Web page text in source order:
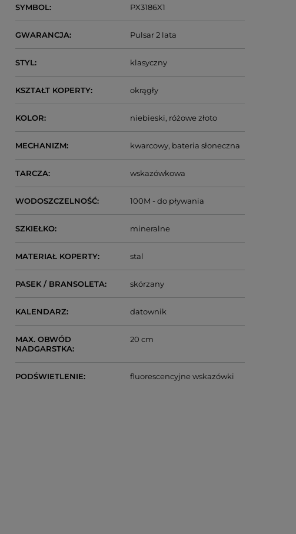
SYMBOL PX3186X1
GWARANCJA Pulsar 2 lata
STYL klasyczny
KSZTAŁT KOPERTY okrągły
KOLOR niebieski różowe złoto
MECHANIZM kwarcowy bateria słoneczna
TARCZA wskazówkowa
WODOSZCZELNOŚĆ 100M - do pływania
SZKIEŁKO mineralne
MATERIAŁ KOPERTY stal
PASEK / BRANSOLETA skórzany
KALENDARZ datownik
MAX. OBWÓD
NADGARSTKA
20 cm
PODŚWIETLENIE fluorescencyjne wskazówki